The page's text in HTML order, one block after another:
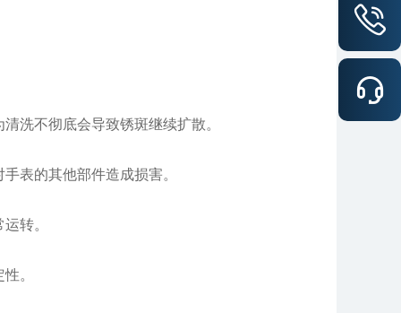
洗不彻底会导致锈斑继续扩散。
表的其他部件造成损害。
转。
。